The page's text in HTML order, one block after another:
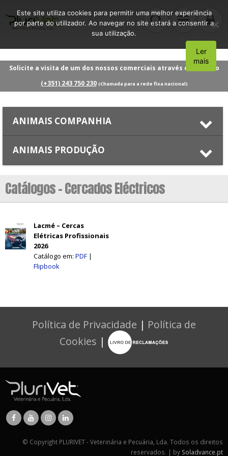
Solicite a visita de um dos nossos comerciais através do número
(+351) 243 750 230 (Chamada para a rede fixa nacional)
ANIMAIS COMPANHIA
ANIMAIS PRODUÇÃO
Catálogos - Cercados Eléctricos
Lacmé – Cercas
Elétricas Profissionais
2026
Catálogo em: PDF |
Flipbook
Política de Privacidade | Política de
Cookies |
© Copyright PLURIVET - Veterinária e Pecuária, Lda. Todos os direitos
reservados. | by Soladvance.pt
Este site utiliza cookies para permitir uma melhor experiência
por parte do utilizador. Ao navegar no site estará a consentir a
sua utilização.
Aceito
Ler
mais